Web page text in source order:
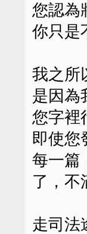
您認為
你只是
我之所
是因為
您字裡
即使您
每一篇
了，不
走司法